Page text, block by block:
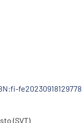
fe20230918129778
(SVT)